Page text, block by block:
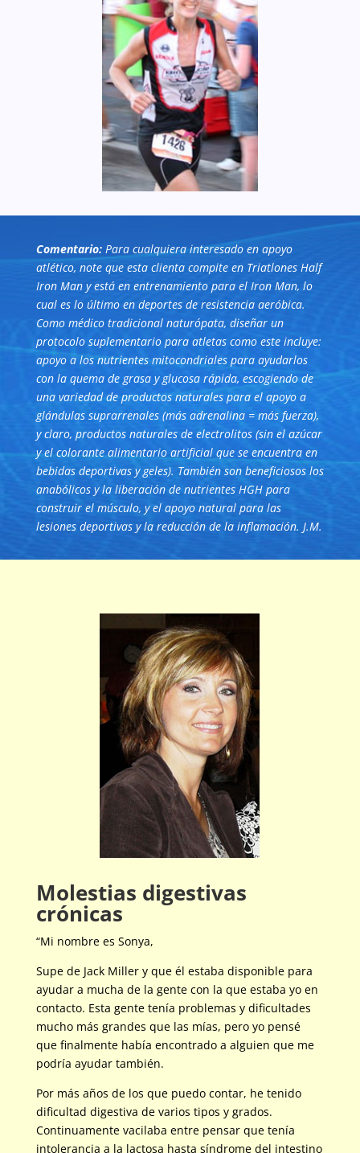
Comentario:Para cualquiera interesado en apoyo
atlético, note que esta clienta compite en Triatlones Half
Iron Man y está en entrenamiento para el Iron Man, lo
cual es lo último en deportes de resistencia aeróbica.
Como médico tradicional naturópata, diseñar un
protocolo suplementario para atletas como este incluye:
apoyo a los nutrientes mitocondriales para ayudarlos
con la quema de grasa y glucosa rápida, escogiendo de
una variedad de productos naturales para el apoyo a
glándulas suprarrenales (más adrenalina = más fuerza),
y claro, productos naturales de electrolitos (sin el azúcar
y el colorante alimentario artificial que se encuentra en
bebidas deportivas y geles). También son beneficiosos los
anabólicos y la liberación de nutrientes HGH para
construir el músculo, y el apoyo natural para las
lesiones deportivas y la reducción de la inflamación. J.M.
Molestias digestivas
crónicas
“Mi nombre es Sonya,
Supe de Jack Miller y que él estaba disponible para
ayudar a mucha de la gente con la que estaba yo en
contacto. Esta gente tenía problemas y dificultades
mucho más grandes que las mías, pero yo pensé
que finalmente había encontrado a alguien que me
podría ayudar también.
Por más años de los que puedo contar, he tenido
dificultad digestiva de varios tipos y grados.
Continuamente vacilaba entre pensar que tenía
intolerancia a la lactosa hasta síndrome del intestino